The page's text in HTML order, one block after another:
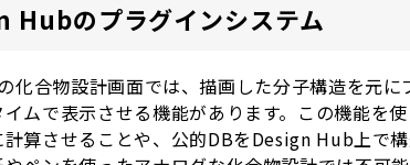
Hubのプラグインシステム
化合物設計画面では、描画した分子構造を元
ムで表示させる機能があります。この機能を
算させることや、公的DBをDesign Hub上で